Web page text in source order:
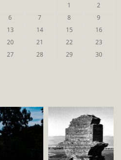
1
2
6 7 8
9
13 14 15
16
20 21 22
23
27 28 29
30